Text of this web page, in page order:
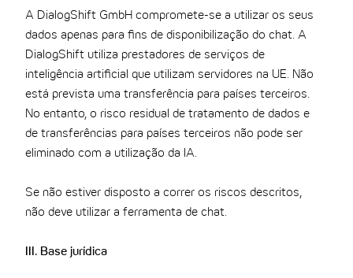
A DialogShift GmbH compromete-se a utilizar os seus
dados apenas para fins de disponibilização do chat. A
DialogShift utiliza prestadores de serviços de
inteligência artificial que utilizam servidores na UE. Não
está prevista uma transferência para países terceiros.
No entanto, o risco residual de tratamento de dados e
de transferências para países terceiros não pode ser
eliminado com a utilização da IA.
Se não estiver disposto a correr os riscos descritos,
não deve utilizar a ferramenta de chat.
III. Base jurídica